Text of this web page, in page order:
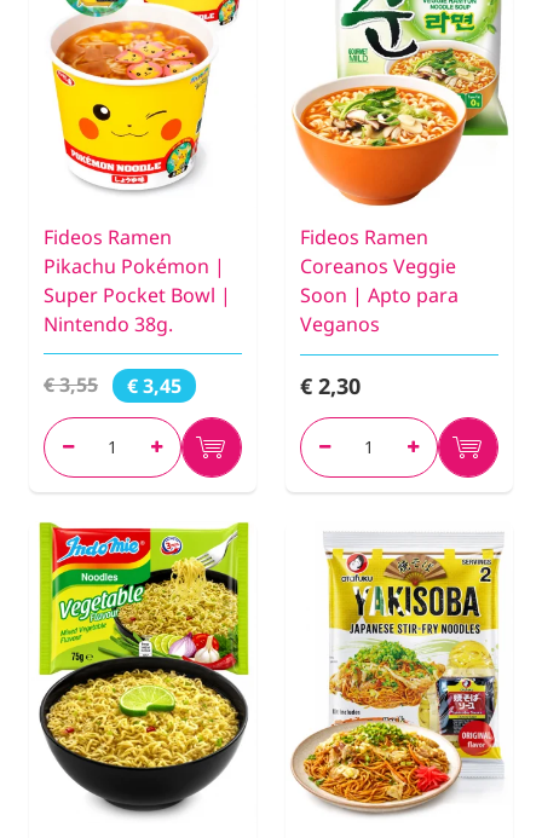
Fideos Ramen
Pikachu Pokémon |
Super Pocket Bowl |
Nintendo 38g.
€ 3,55 € 3,45
Fideos Ramen
Coreanos Veggie
Soon | Apto para
Veganos
€ 2,30